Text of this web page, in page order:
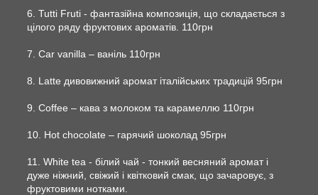
6. Tutti Fruti - фантазійна композиція, що складається з
цілого ряду фруктових ароматів. 110грн
7. Car vanilla – ваніль 110грн
8. Latte дивовижний аромат італійських традицій 95грн
9. Сoffee – кава з молоком та карамеллю 110грн
10. Hot chocolate – гарячий шоколад 95грн
11. White tea - білий чай - тонкий весняний аромат і
дуже ніжний, свіжий і квітковий смак, що зачаровує, з
фруктовими нотками.